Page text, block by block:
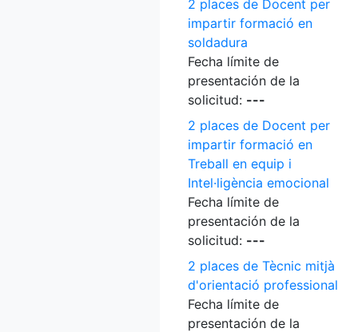
2 places de Docent per
impartir formació en
soldadura
Fecha límite de
presentación de la
solicitud: ---
2 places de Docent per
impartir formació en
Treball en equip i
Intel·ligència emocional
Fecha límite de
presentación de la
solicitud: ---
2 places de Tècnic mitjà
d'orientació professional
Fecha límite de
presentación de la